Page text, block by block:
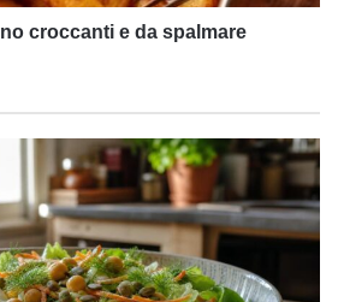
croccanti e da spalmare